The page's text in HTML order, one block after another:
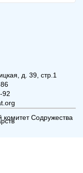
д. 39, стр.1
92
комитет Содружества